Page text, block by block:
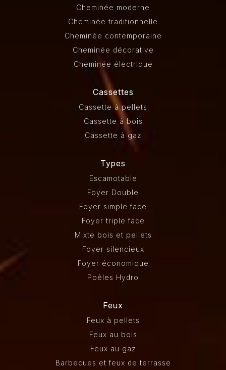
Cheminée moderne
Cheminée traditionnelle
Cheminée contemporaine
Cheminée décorative
Cheminée électrique
Cassettes
Cassette à pellets
Cassette à bois
Cassette à gaz
Types
Escamotable
Foyer Double
Foyer simple face
Foyer triple face
Mixte bois et pellets
Foyer silencieux
Foyer économique
Poêles Hydro
Feux
Feux à pellets
Feux au bois
Feux au gaz
Barbecues et feux de terrasse